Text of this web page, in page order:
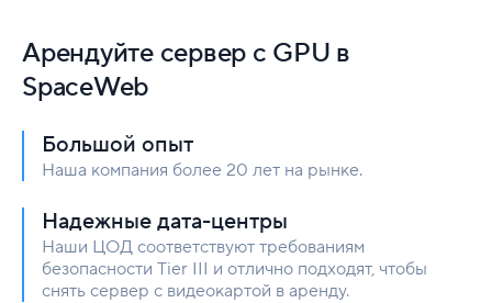
Арендуйте сервер с GPU в
SpaceWeb
Большой опыт
Наша компания более 20 лет на рынке.
Надежные дата-центры
Наши ЦОД соответствуют требованиям
безопасности Tier III и отлично подходят, чтобы
снять сервер с видеокартой в аренду.